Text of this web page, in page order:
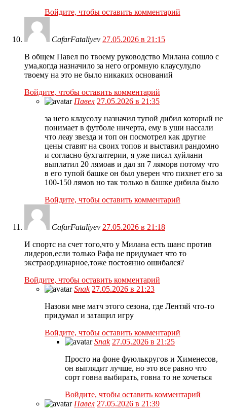
Войдите, чтобы оставить комментарий
CafarFataliyev 27.05.2026 в 21:15
В общем Павел по твоему руководство Милана сошло с
ума,когда назначило за него огромную клаусулу,по
твоему на это не было никаких оснований
Войдите, чтобы оставить комментарий
Павел 27.05.2026 в 21:35
за него клаусолу назначил тупой дибил который не
понимает в футболе ничерта, ему в уши нассали
что леау звезда и топ он посмотрел как другие
цены ставят на своих топов и выставил рандомно
и согласно бухгалтерии, я уже писал хуйлани
выплатил 20 лямоав и дал зп 7 ляморв потому что
в его тупой башке он был уверен что пихнет его за
100-150 лямов но так только в башке дибила было
Войдите, чтобы оставить комментарий
CafarFataliyev 27.05.2026 в 21:18
И спортс на счет того,что у Милана есть шанс против
лидеров,если только Рафа не придумает что то
экстраординарное,тоже постоянно ошибался?
Войдите, чтобы оставить комментарий
Snak 27.05.2026 в 21:23
Назови мне матч этого сезона, где Лентяй что-то
придумал и затащил игру
Войдите, чтобы оставить комментарий
Snak 27.05.2026 в 21:25
Просто на фоне фуюлькругов и Хименесов,
он выглядит лучше, но это все равно что
сорт говна выбирать, говна то не хочеться
Войдите, чтобы оставить комментарий
Павел 27.05.2026 в 21:39